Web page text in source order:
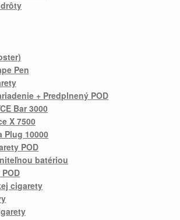
Pen
+ Predplnený POD
Bar 3000
X 7500
Plug 10000
POD
batériou
cigarety